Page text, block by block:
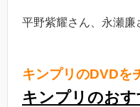
平野紫耀さん、永瀬廉
キンプリのDVDを
キンプリのお